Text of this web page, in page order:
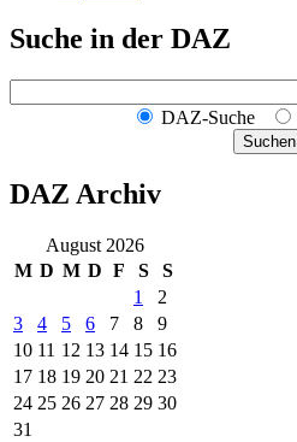
Suche in der DAZ
DAZ-Suche
Suchen
DAZ Archiv
August 2026
M D M D F S
S
1
2
3
4 5 6 7 8
9
10 11 12 13 14 15 16
17 18 19 20 21 22 23
24 25 26 27 28 29 30
31